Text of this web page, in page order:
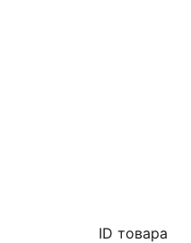
ID товара